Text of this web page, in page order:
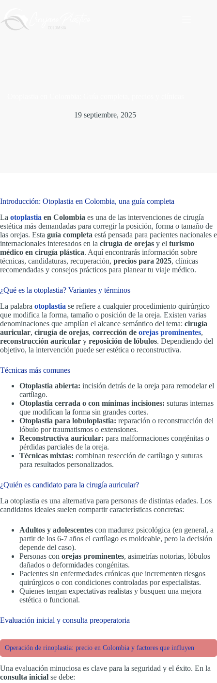
contenido
19 septiembre, 2025
Introducción: Otoplastia en Colombia, una guía completa
La otoplastia en Colombia es una de las intervenciones de cirugía
estética más demandadas para corregir la posición, forma o tamaño de
las orejas. Esta guía completa está pensada para pacientes nacionales e
internacionales interesados en la cirugía de orejas y el turismo
médico en cirugía plástica. Aquí encontrarás información sobre
técnicas, candidaturas, recuperación, precios para 2025, clínicas
recomendadas y consejos prácticos para planear tu viaje médico.
¿Qué es la otoplastia? Variantes y términos
La palabra otoplastia se refiere a cualquier procedimiento quirúrgico
que modifica la forma, tamaño o posición de la oreja. Existen varias
denominaciones que amplían el alcance semántico del tema: cirugía
auricular, cirugía de orejas, corrección de orejas prominentes,
reconstrucción auricular y reposición de lóbulos. Dependiendo del
objetivo, la intervención puede ser estética o reconstructiva.
Técnicas más comunes
Otoplastia abierta: incisión detrás de la oreja para remodelar el
cartílago.
Otoplastia cerrada o con mínimas incisiones: suturas internas
que modifican la forma sin grandes cortes.
Otoplastia para lobuloplastia: reparación o reconstrucción del
lóbulo por traumatismos o extensiones.
Reconstructiva auricular: para malformaciones congénitas o
pérdidas parciales de la oreja.
Técnicas mixtas: combinan resección de cartílago y suturas
para resultados personalizados.
¿Quién es candidato para la cirugía auricular?
La otoplastia es una alternativa para personas de distintas edades. Los
candidatos ideales suelen compartir características concretas:
Adultos y adolescentes con madurez psicológica (en general, a
partir de los 6-7 años el cartílago es moldeable, pero la decisión
depende del caso).
Personas con orejas prominentes, asimetrías notorias, lóbulos
dañados o deformidades congénitas.
Pacientes sin enfermedades crónicas que incrementen riesgos
quirúrgicos o con condiciones controladas por especialistas.
Quienes tengan expectativas realistas y busquen una mejora
estética o funcional.
Evaluación inicial y consulta preoperatoria
Operación de rinoplastia: precio en Colombia y factores que influyen
Una evaluación minuciosa es clave para la seguridad y el éxito. En la
consulta inicial se debe: